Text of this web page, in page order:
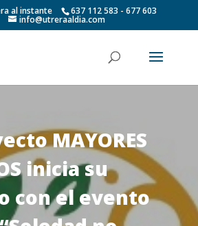
al instante 637 112 583 - 677 603
info@utreraaldia.com
MAYORES
inicia su
con el evento